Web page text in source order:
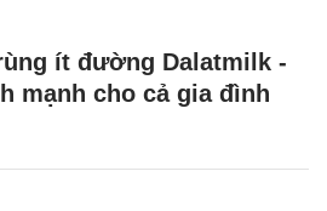
ít đường Dalatmilk -
mạnh cho cả gia đình